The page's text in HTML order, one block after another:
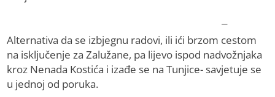
–
Alternativa da se izbjegnu radovi, ili ići brzom cestom
na isključenje za Zalužane, pa lijevo ispod nadvožnjaka
kroz Nenada Kostića i izađe se na Tunjice- savjetuje se
u jednoj od poruka.